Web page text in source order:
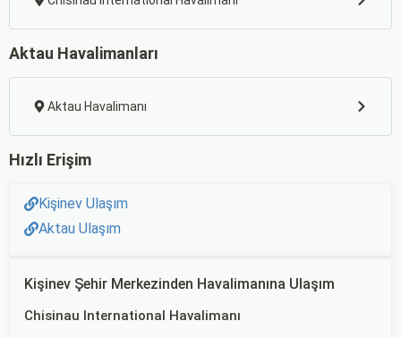
Aktau Havalimanları
Aktau Havalimanı
Hızlı Erişim
Kişinev Ulaşım
Aktau Ulaşım
Kişinev Şehir Merkezinden Havalimanına Ulaşım
Chisinau International Havalimanı